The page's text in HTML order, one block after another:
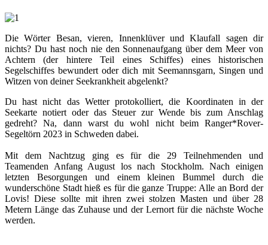
Die Wörter Besan, vieren, Innenklüver und Klaufall sagen dir
nichts? Du hast noch nie den Sonnenaufgang über dem Meer von
Achtern (der hintere Teil eines Schiffes) eines historischen
Segelschiffes bewundert oder dich mit Seemannsgarn, Singen und
Witzen von deiner Seekrankheit abgelenkt?
Du hast nicht das Wetter protokolliert, die Koordinaten in der
Seekarte notiert oder das Steuer zur Wende bis zum Anschlag
gedreht? Na, dann warst du wohl nicht beim Ranger*Rover-
Segeltörn 2023 in Schweden dabei.
Mit dem Nachtzug ging es für die 29 Teilnehmenden und
Teamenden Anfang August los nach Stockholm. Nach einigen
letzten Besorgungen und einem kleinen Bummel durch die
wunderschöne Stadt hieß es für die ganze Truppe: Alle an Bord der
Lovis! Diese sollte mit ihren zwei stolzen Masten und über 28
Metern Länge das Zuhause und der Lernort für die nächste Woche
werden.